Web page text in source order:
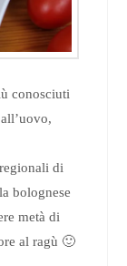
conosciuti
di
bolognese
metà di
al ragù 🙂